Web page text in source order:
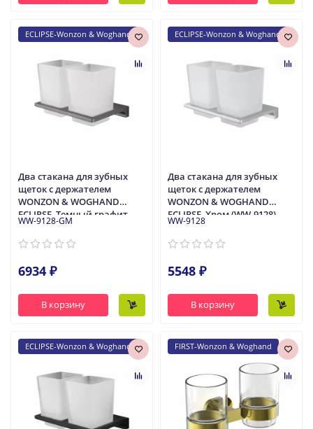
ECLIPSE-Wonzon & Woghand
Два стакана для зубных
щеток с держателем
WONZON & WOGHAND
ECLIPSE, Темный графит
(WW-9128-GM)
WW-9128-GM
6934 ₽
В корзину
ECLIPSE-Wonzon & Woghand
Два стакана для зубных
щеток с держателем
WONZON & WOGHAND
ECLIPSE, Хром (WW-9128)
WW-9128
5548 ₽
В корзину
ECLIPSE-Wonzon & Woghand FIRST-Wonzon & Woghand